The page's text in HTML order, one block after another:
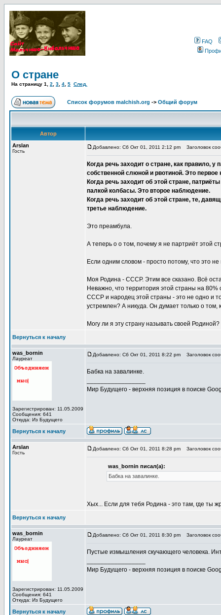
FAQ
О стране
На страницу 1 2 3 4 5 След.
Список форумов malchish.org -> Общий форум
Автор
Arslan
Гость
Добавлено: Сб Окт 01, 2011 2:12 pm Заголовок
Когда речь заходит о стране, как правило,
собственной слюной и рвотиной. Это
Когда речь заходит об этой стране,
палкой колбасы. Это второе наблюдение.
Когда речь заходит об этой стране, те,
третье наблюдение.
Это преамбула.
А теперь о о том, почему я не партриёт этой
Если одним словом - просто потому, что это
Моя Родина - СССР. Этим все сказано. Всё
Неважно, что территория этой страны на
СССР и народец этой страны - это не одно и
устремлен? А никуда. Он думает только о том,
Могу ли я эту страну называть своей
Вернуться к началу
was_bornin
Лауреат
Зарегистрирован: 11.05.2009
Сообщения: 641
Откуда: Из Будущего
Добавлено: Сб Окт 01, 2011 8:22 pm Заголовок
Бабка на завалинке.
Мир Будущего - верхняя позиция в поиске
Вернуться к началу
Arslan
Гость
Добавлено: Сб Окт 01, 2011 8:28 pm Заголовок
was_bornin писал(а):
Бабка на завалинке.
Хых... Если для тебя Родина - это там, где ты
Вернуться к началу
was_bornin
Лауреат
Зарегистрирован: 11.05.2009
Сообщения: 641
Откуда: Из Будущего
Добавлено: Сб Окт 01, 2011 8:30 pm Заголовок
Пустые измышления скучающего человека.
Мир Будущего - верхняя позиция в поиске
Вернуться к началу